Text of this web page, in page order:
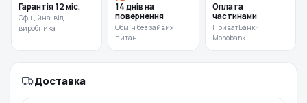
Гарантія 12 міс.
Офіційна, від
виробника
14 днів на
повернення
Обмін без зайвих
питань
Оплата
частинами
ПриватБанк ·
Monobank
Доставка